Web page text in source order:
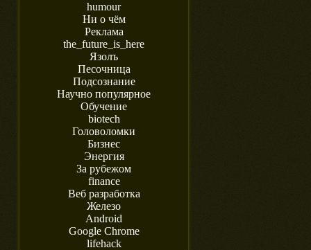
humour
Ни о чём
Реклама
the_future_is_here
Язолъ
Песочница
Подсознание
Научно популярное
Обучение
biotech
Головоломки
Бизнес
Энергия
За рубежом
finance
Веб разработка
Железо
Android
Google Chrome
lifehack